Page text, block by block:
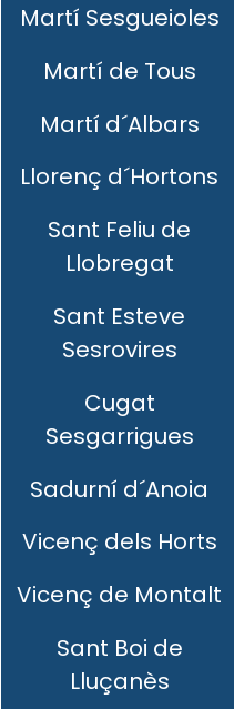
Martí Sesgueioles
Martí de Tous
Martí d´Albars
Llorenç d´Hortons
Sant Feliu de
Llobregat
Sant Esteve
Sesrovires
Cugat
Sesgarrigues
Sadurní d´Anoia
Vicenç dels Horts
Vicenç de Montalt
Sant Boi de
Lluçanès